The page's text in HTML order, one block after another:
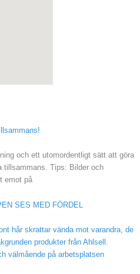
och ett utomordentligt sätt att göra
tillsammans. Tips: Bilder och
emot på
SES MED FÖRDEL
välmående på arbetsplatsen